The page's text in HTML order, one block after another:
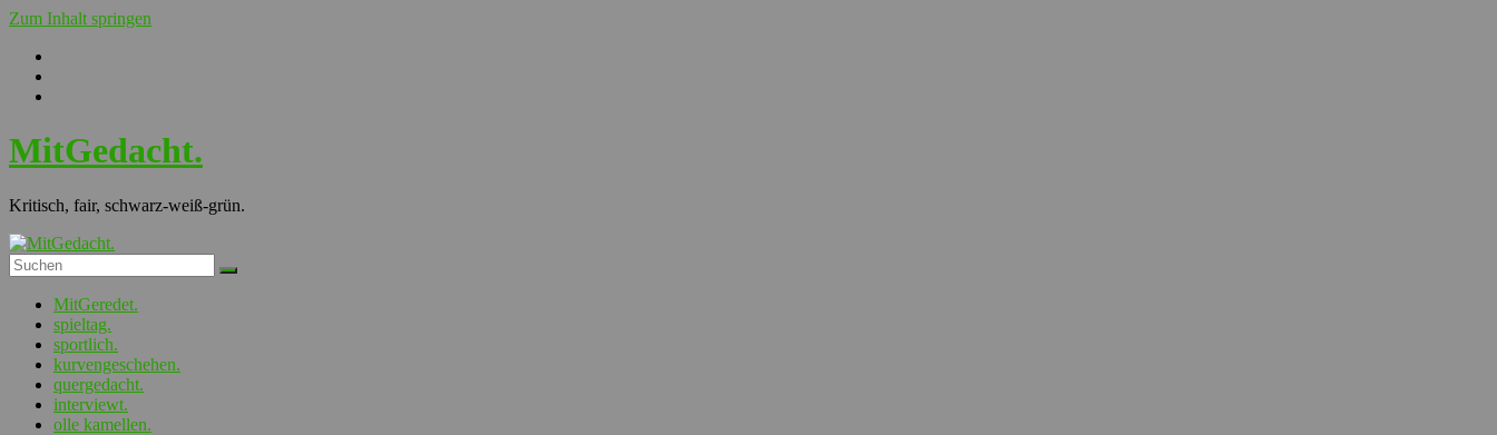
Zum Inhalt springen
MitGedacht.
Kritisch, fair, schwarz-weiß-grün.
MitGeredet.
spieltag.
sportlich.
kurvengeschehen.
quergedacht.
interviewt.
olle kamellen.